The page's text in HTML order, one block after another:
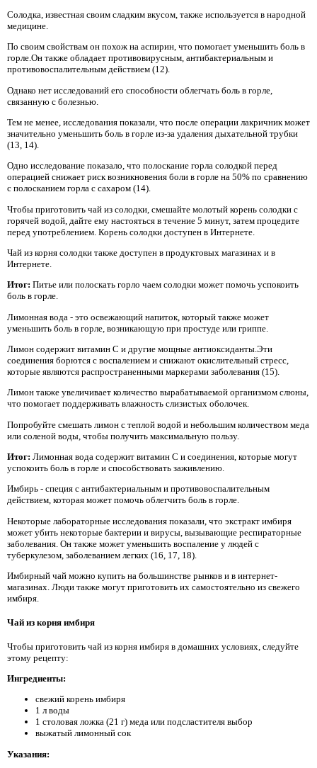
Солодка, известная своим сладким вкусом, также используется в народной
медицине.
По своим свойствам он похож на аспирин, что помогает уменьшить боль в
горле.Он также обладает противовирусным, антибактериальным и
противовоспалительным действием (12).
Однако нет исследований его способности облегчать боль в горле,
связанную с болезнью.
Тем не менее, исследования показали, что после операции лакричник может
значительно уменьшить боль в горле из-за удаления дыхательной трубки
(13, 14).
Одно исследование показало, что полоскание горла солодкой перед
операцией снижает риск возникновения боли в горле на 50% по сравнению
с полосканием горла с сахаром (14).
Чтобы приготовить чай из солодки, смешайте молотый корень солодки с
горячей водой, дайте ему настояться в течение 5 минут, затем процедите
перед употреблением. Корень солодки доступен в Интернете.
Чай из корня солодки также доступен в продуктовых магазинах и в
Интернете.
Итог: Питье или полоскать горло чаем солодки может помочь успокоить
боль в горле.
Лимонная вода - это освежающий напиток, который также может
уменьшить боль в горле, возникающую при простуде или гриппе.
Лимон содержит витамин С и другие мощные антиоксиданты.Эти
соединения борются с воспалением и снижают окислительный стресс,
которые являются распространенными маркерами заболевания (15).
Лимон также увеличивает количество вырабатываемой организмом слюны,
что помогает поддерживать влажность слизистых оболочек.
Попробуйте смешать лимон с теплой водой и небольшим количеством меда
или соленой воды, чтобы получить максимальную пользу.
Итог: Лимонная вода содержит витамин С и соединения, которые могут
успокоить боль в горле и способствовать заживлению.
Имбирь - специя с антибактериальным и противовоспалительным
действием, которая может помочь облегчить боль в горле.
Некоторые лабораторные исследования показали, что экстракт имбиря
может убить некоторые бактерии и вирусы, вызывающие респираторные
заболевания. Он также может уменьшить воспаление у людей с
туберкулезом, заболеванием легких (16, 17, 18).
Имбирный чай можно купить на большинстве рынков и в интернет-
магазинах. Люди также могут приготовить их самостоятельно из свежего
имбиря.
Чай из корня имбиря
Чтобы приготовить чай из корня имбиря в домашних условиях, следуйте
этому рецепту:
Ингредиенты:
свежий корень имбиря
1 л воды
1 столовая ложка (21 г) меда или подсластителя выбор
выжатый лимонный сок
Указания: